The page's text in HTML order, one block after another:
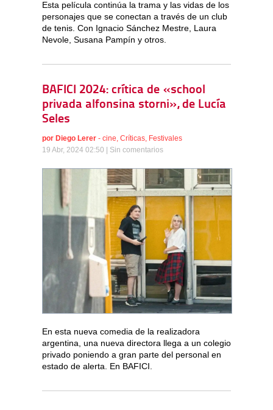
Esta película continúa la trama y las vidas de los
personajes que se conectan a través de un club
de tenis. Con Ignacio Sánchez Mestre, Laura
Nevole, Susana Pampín y otros.
BAFICI 2024: crítica de «school
privada alfonsina storni», de Lucía
Seles
por Diego Lerer - cine, Críticas, Festivales
19 Abr, 2024 02:50 | Sin comentarios
En esta nueva comedia de la realizadora
argentina, una nueva directora llega a un colegio
privado poniendo a gran parte del personal en
estado de alerta. En BAFICI.